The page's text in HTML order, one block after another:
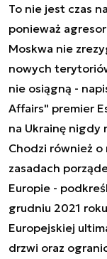
To nie jest czas
ponieważ
Moskwa nie
nowych
nie osiągną -
Affairs" premier
na Ukrainę nigdy
Chodzi również
zasadach
Europie -
grudniu 2021
Europejskiej
drzwi oraz